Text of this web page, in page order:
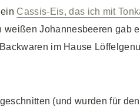
Cassis-Eis, das ich mit
Johannesbeeren gab
im Hause
(und wurden für